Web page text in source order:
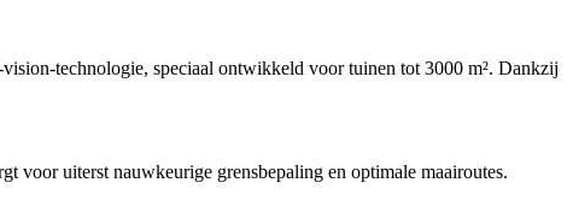
technologie, speciaal ontwikkeld voor tuinen tot 3000 m². Dankzij
uiterst nauwkeurige grensbepaling en optimale maairoutes.